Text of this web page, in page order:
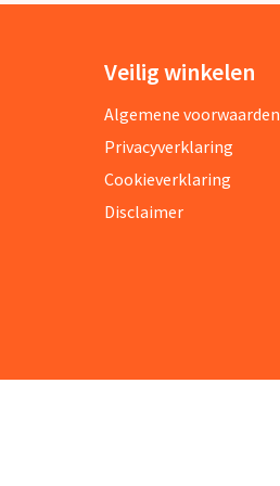
Veilig winkelen
Algemene voorwaarden
Privacyverklaring
Cookieverklaring
Disclaimer